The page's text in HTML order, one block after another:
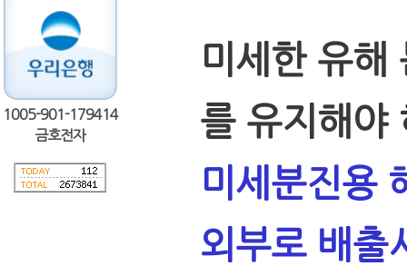
1005-901-179414
금호전자
미세한 유해
를 유지해야
미세분진용
외부로 배출